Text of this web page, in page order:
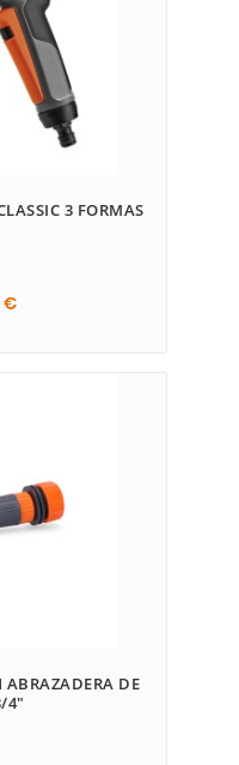
3 FORMAS
€
ABRAZADERA DE
4"